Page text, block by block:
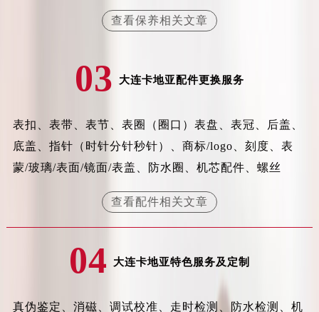
内蒙古自治区包头市青山区幸福路甲3号王府井百货名表维修卡地亚售后服务中心（需提前预约）
内蒙古自治区赤峰市红山区哈达街卡地亚售后服务中心（需提前预约）
内蒙古自治区鄂尔多斯市东胜区伊金霍洛街卡地亚售后服务中心（需提前预约）
内蒙古自治区乌海市海勃湾区人民南路卡地亚售后服务中心（需提前预约）
山西省大同市平城区迎宾街卡地亚售后服务中心（需提前预约）
查看保养相关文章
03 大连卡地亚配件更换服务
表扣、表带、表节、表圈（圈口）表盘、表冠、后盖、
底盖、指针（时针分针秒针）、商标/logo、刻度、表
蒙/玻璃/表面/镜面/表盖、防水圈、机芯配件、螺丝
查看配件相关文章
04 大连卡地亚特色服务及定制
真伪鉴定、消磁、调试校准、走时检测、防水检测、机